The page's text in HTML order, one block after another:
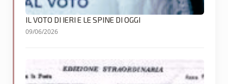
IL VOTO DI IERI E LE SPINE DI OGGI
09/06/2026